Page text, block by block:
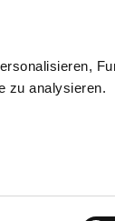
zu analysieren.